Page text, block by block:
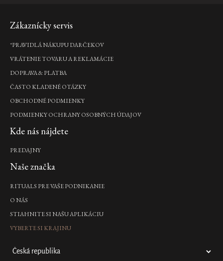
Zápätie
Zákaznícky servis
*PRAVIDLÁ NÁKUPU DARČEKOV
VRÁTENIE TOVARU A REKLAMÁCIE
DOPRAVA & PLATBA
ČASTO KLADENÉ OTÁZKY
OBCHODNÉ PODMIENKY
PODMIENKY OCHRANY OSOBNÝCH ÚDAJOV
Kde nás nájdete
PREDAJNY
Naše značka
RITUALS PRE VAŠE PODNIKANIE
O NÁS
STIAHNITE SI NAŠU APLIKÁCIU
VYBERTE SI KRAJINU